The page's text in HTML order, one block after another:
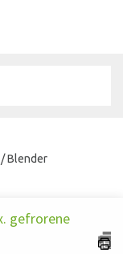
Blender
gefrorene